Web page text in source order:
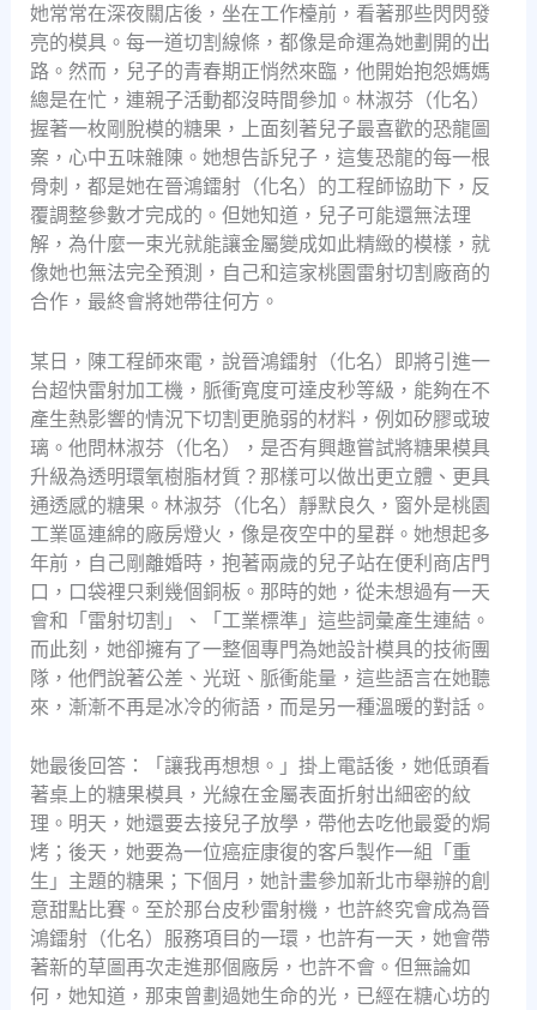
她常常在深夜關店後，坐在工作檯前，看著那些閃閃發
亮的模具。每一道切割線條，都像是命運為她劃開的出
路。然而，兒子的青春期正悄然來臨，他開始抱怨媽媽
總是在忙，連親子活動都沒時間參加。林淑芬（化名）
握著一枚剛脫模的糖果，上面刻著兒子最喜歡的恐龍圖
案，心中五味雜陳。她想告訴兒子，這隻恐龍的每一根
骨刺，都是她在晉鴻鐳射（化名）的工程師協助下，反
覆調整參數才完成的。但她知道，兒子可能還無法理
解，為什麼一束光就能讓金屬變成如此精緻的模樣，就
像她也無法完全預測，自己和這家桃園雷射切割廠商的
合作，最終會將她帶往何方。
某日，陳工程師來電，說晉鴻鐳射（化名）即將引進一
台超快雷射加工機，脈衝寬度可達皮秒等級，能夠在不
產生熱影響的情況下切割更脆弱的材料，例如矽膠或玻
璃。他問林淑芬（化名），是否有興趣嘗試將糖果模具
升級為透明環氧樹脂材質？那樣可以做出更立體、更具
通透感的糖果。林淑芬（化名）靜默良久，窗外是桃園
工業區連綿的廠房燈火，像是夜空中的星群。她想起多
年前，自己剛離婚時，抱著兩歲的兒子站在便利商店門
口，口袋裡只剩幾個銅板。那時的她，從未想過有一天
會和「雷射切割」、「工業標準」這些詞彙產生連結。
而此刻，她卻擁有了一整個專門為她設計模具的技術團
隊，他們說著公差、光斑、脈衝能量，這些語言在她聽
來，漸漸不再是冰冷的術語，而是另一種溫暖的對話。
她最後回答：「讓我再想想。」掛上電話後，她低頭看
著桌上的糖果模具，光線在金屬表面折射出細密的紋
理。明天，她還要去接兒子放學，帶他去吃他最愛的焗
烤；後天，她要為一位癌症康復的客戶製作一組「重
生」主題的糖果；下個月，她計畫參加新北市舉辦的創
意甜點比賽。至於那台皮秒雷射機，也許終究會成為晉
鴻鐳射（化名）服務項目的一環，也許有一天，她會帶
著新的草圖再次走進那個廠房，也許不會。但無論如
何，她知道，那束曾劃過她生命的光，已經在糖心坊的